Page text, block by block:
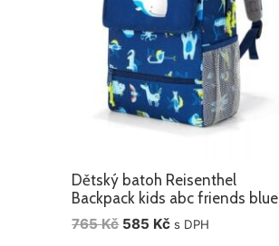
Dětský batoh Reisenthel
Backpack kids abc friends blue
765Kč 585 Kč s DPH